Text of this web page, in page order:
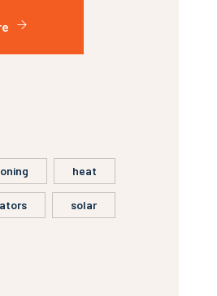
heat
solar